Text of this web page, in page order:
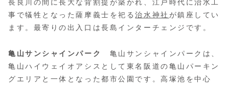
長良川の間に長大な背割提が築かれ、江戸時代に治水工
事で犠牲となった薩摩義士を祀る治水神社 が鎮座してい
ます。最寄りの出入口は長島インターチェンジです。
亀山サンシャインパーク
亀山サンシャインパークは、
亀山ハイウェイオアシスとして東名阪道の亀山パーキン
グエリアと一体となった都市公園です。高塚池を中心